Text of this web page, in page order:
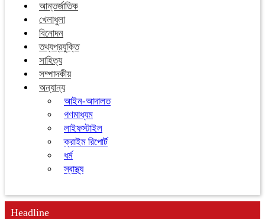
আন্তর্জাতিক
খেলাধুলা
বিনোদন
তথ্যপ্রযুক্তি
সাহিত্য
সম্পাদকীয়
অন্যান্য
আইন-আদালত
গণমাধ্যম
লাইফস্টাইল
ক্রাইম রিপোর্ট
ধর্ম
স্বাস্থ্য
Headline